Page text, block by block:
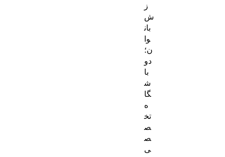
ز
ش
بان
وا
ن؛
دو
با
ش
گا
ه
تخ
ص
ص
ی